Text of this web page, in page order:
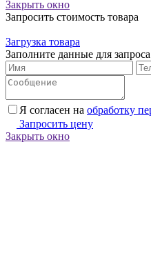
Закрыть окно
Запросить стоимость товара
Загрузка товара
Заполните данные для
Я согласен на обработку
Запросить цену
Закрыть окно